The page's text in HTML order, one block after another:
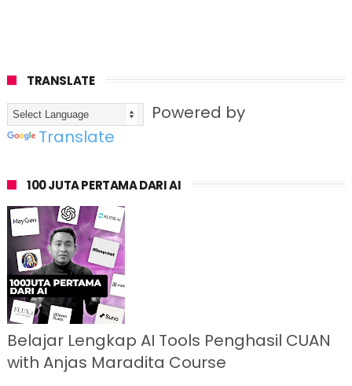
TRANSLATE
Powered by
Translate
100 JUTA PERTAMA DARI AI
Belajar Lengkap AI Tools Penghasil CUAN
with Anjas Maradita Course